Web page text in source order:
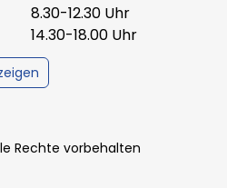
8.30-12.30 Uhr
14.30-18.00 Uhr
Rechte vorbehalten